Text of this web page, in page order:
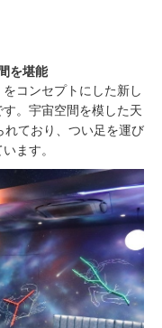
を堪能
コンセプトにした新し
。宇宙空間を模した天
ており、つい足を運び
ます。